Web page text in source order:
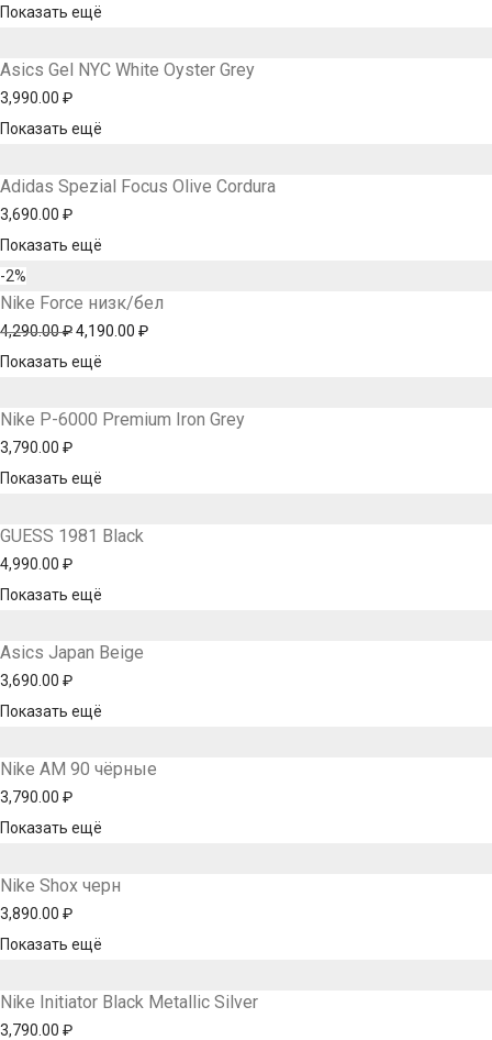
Показать ещё
Asics Gel NYC White Oyster Grey
3,990.00 ₽
Показать ещё
Adidas Spezial Focus Olive Cordura
3,690.00 ₽
Показать ещё
-2%
Nike Force низк/бел
4,290.00₽Первоначальная
цена
4,290.00 ₽.
4,190.00 ₽
Показать ещё
Nike P-6000 Premium Iron Grey
3,790.00 ₽
Показать ещё
GUESS 1981 Black
4,990.00 ₽
Показать ещё
Asics Japan Beige
3,690.00 ₽
Показать ещё
Nike AM 90 чёрные
3,790.00 ₽
Показать ещё
Nike Shox черн
3,890.00 ₽
Показать ещё
Nike Initiator Black Metallic Silver
3,790.00 ₽